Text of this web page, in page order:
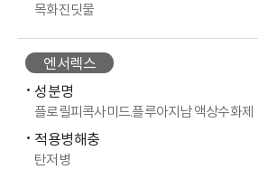
목화진딧물
엔서렉스
성분명
플로릴피콕사미드.플루아지남 액상수화제
적용병해충
탄저병